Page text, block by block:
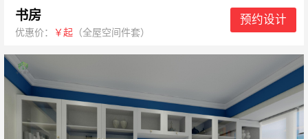
书房
优惠价： ￥起 （全屋空间件套）
预约设计